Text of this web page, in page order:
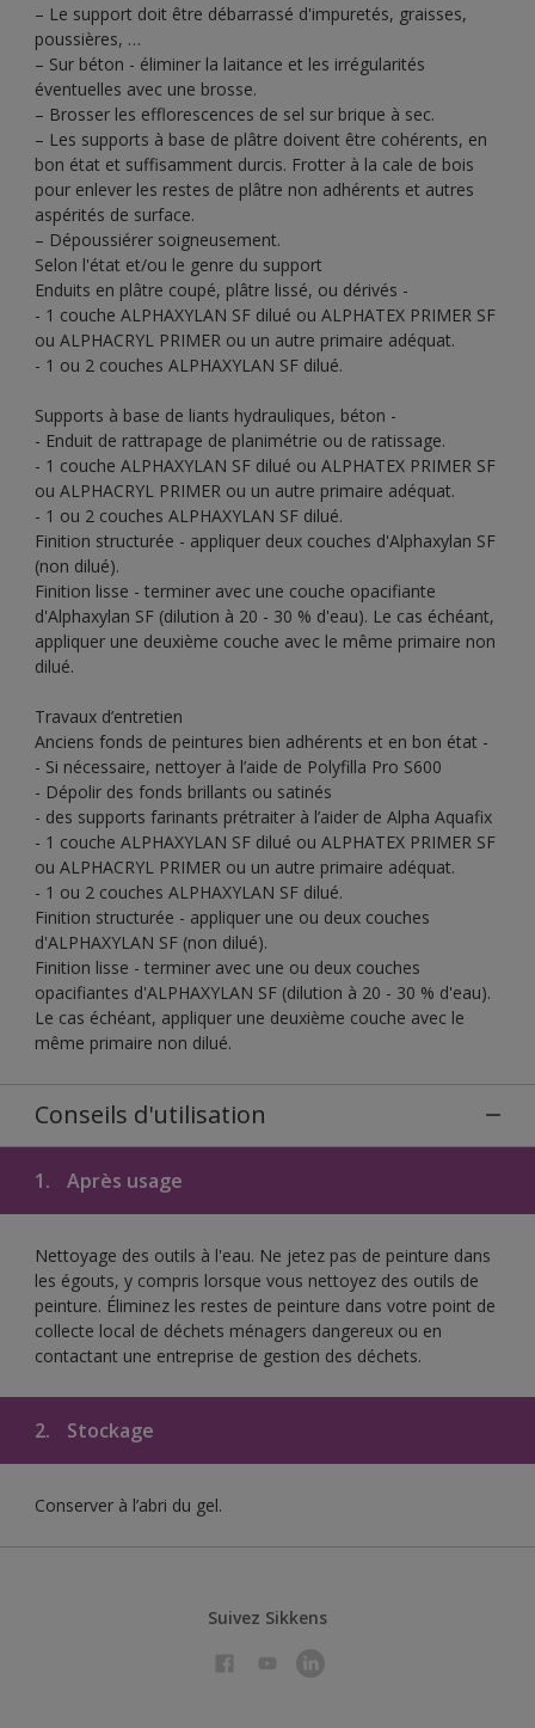
– Le support doit être débarrassé d'impuretés, graisses,
poussières, …
– Sur béton - éliminer la laitance et les irrégularités
éventuelles avec une brosse.
– Brosser les efflorescences de sel sur brique à sec.
– Les supports à base de plâtre doivent être cohérents, en
bon état et suffisamment durcis. Frotter à la cale de bois
pour enlever les restes de plâtre non adhérents et autres
aspérités de surface.
– Dépoussiérer soigneusement.
Selon l'état et/ou le genre du support
Enduits en plâtre coupé, plâtre lissé, ou dérivés -
- 1 couche ALPHAXYLAN SF dilué ou ALPHATEX PRIMER SF
ou ALPHACRYL PRIMER ou un autre primaire adéquat.
- 1 ou 2 couches ALPHAXYLAN SF dilué.
Supports à base de liants hydrauliques, béton -
- Enduit de rattrapage de planimétrie ou de ratissage.
- 1 couche ALPHAXYLAN SF dilué ou ALPHATEX PRIMER SF
ou ALPHACRYL PRIMER ou un autre primaire adéquat.
- 1 ou 2 couches ALPHAXYLAN SF dilué.
Finition structurée - appliquer deux couches d'Alphaxylan SF
(non dilué).
Finition lisse - terminer avec une couche opacifiante
d'Alphaxylan SF (dilution à 20 - 30 % d'eau). Le cas échéant,
appliquer une deuxième couche avec le même primaire non
dilué.
Travaux d’entretien
Anciens fonds de peintures bien adhérents et en bon état -
- Si nécessaire, nettoyer à l’aide de Polyfilla Pro S600
- Dépolir des fonds brillants ou satinés
- des supports farinants prétraiter à l’aider de Alpha Aquafix
- 1 couche ALPHAXYLAN SF dilué ou ALPHATEX PRIMER SF
ou ALPHACRYL PRIMER ou un autre primaire adéquat.
- 1 ou 2 couches ALPHAXYLAN SF dilué.
Finition structurée - appliquer une ou deux couches
d'ALPHAXYLAN SF (non dilué).
Finition lisse - terminer avec une ou deux couches
opacifiantes d'ALPHAXYLAN SF (dilution à 20 - 30 % d'eau).
Le cas échéant, appliquer une deuxième couche avec le
même primaire non dilué.
Conseils d'utilisation
1. Après usage
Nettoyage des outils à l'eau. Ne jetez pas de peinture dans
les égouts, y compris lorsque vous nettoyez des outils de
peinture. Éliminez les restes de peinture dans votre point de
collecte local de déchets ménagers dangereux ou en
contactant une entreprise de gestion des déchets.
2. Stockage
Conserver à l’abri du gel.
Suivez Sikkens